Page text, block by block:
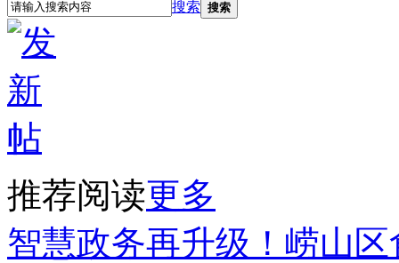
搜索 搜索
推荐阅读更多
智慧政务再升级！崂山